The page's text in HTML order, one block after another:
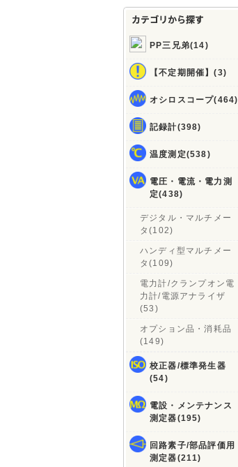
PP三兄弟(14)
【不定期開催】(3)
オシロスコープ(464)
記録計(398)
温度測定(538)
電圧・電流・電力測
定(438)
デジタル・マルチメー
タ(102)
ハンディ型マルチメー
タ(109)
電力計/クランプオン電
力計/電源アナライザ
(53)
オプション品・消耗品
(149)
校正器/標準発生器
(54)
電設・メンテナンス
測定器(195)
回路素子/部品評価用
測定器(211)